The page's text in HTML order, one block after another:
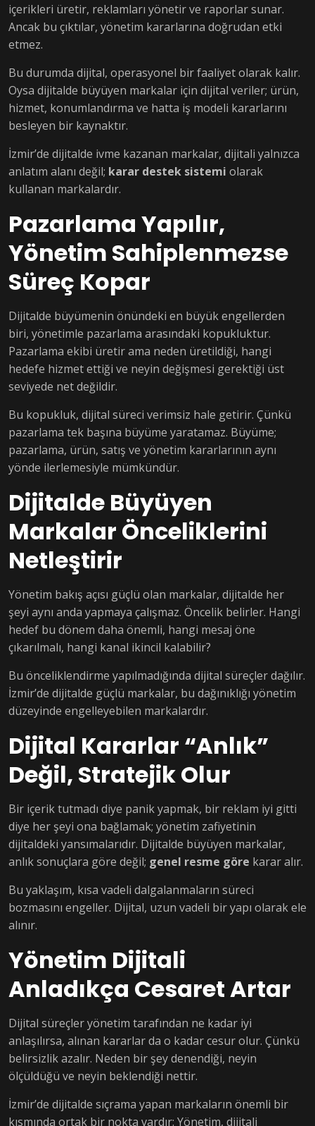
içerikleri üretir, reklamları yönetir ve raporlar sunar.
Ancak bu çıktılar, yönetim kararlarına doğrudan etki
etmez.
Bu durumda dijital, operasyonel bir faaliyet olarak kalır.
Oysa dijitalde büyüyen markalar için dijital veriler; ürün,
hizmet, konumlandırma ve hatta iş modeli kararlarını
besleyen bir kaynaktır.
İzmir’de dijitalde ivme kazanan markalar, dijitali yalnızca
anlatım alanı değil; karar destek sistemi olarak
kullanan markalardır.
Pazarlama Yapılır,
Yönetim Sahiplenmezse
Süreç Kopar
Dijitalde büyümenin önündeki en büyük engellerden
biri, yönetimle pazarlama arasındaki kopukluktur.
Pazarlama ekibi üretir ama neden üretildiği, hangi
hedefe hizmet ettiği ve neyin değişmesi gerektiği üst
seviyede net değildir.
Bu kopukluk, dijital süreci verimsiz hale getirir. Çünkü
pazarlama tek başına büyüme yaratamaz. Büyüme;
pazarlama, ürün, satış ve yönetim kararlarının aynı
yönde ilerlemesiyle mümkündür.
Dijitalde Büyüyen
Markalar Önceliklerini
Netleştirir
Yönetim bakış açısı güçlü olan markalar, dijitalde her
şeyi aynı anda yapmaya çalışmaz. Öncelik belirler. Hangi
hedef bu dönem daha önemli, hangi mesaj öne
çıkarılmalı, hangi kanal ikincil kalabilir?
Bu önceliklendirme yapılmadığında dijital süreçler dağılır.
İzmir’de dijitalde güçlü markalar, bu dağınıklığı yönetim
düzeyinde engelleyebilen markalardır.
Dijital Kararlar “Anlık”
Değil, Stratejik Olur
Bir içerik tutmadı diye panik yapmak, bir reklam iyi gitti
diye her şeyi ona bağlamak; yönetim zafiyetinin
dijitaldeki yansımalarıdır. Dijitalde büyüyen markalar,
anlık sonuçlara göre değil; genel resme göre karar alır.
Bu yaklaşım, kısa vadeli dalgalanmaların süreci
bozmasını engeller. Dijital, uzun vadeli bir yapı olarak ele
alınır.
Yönetim Dijitali
Anladıkça Cesaret Artar
Dijital süreçler yönetim tarafından ne kadar iyi
anlaşılırsa, alınan kararlar da o kadar cesur olur. Çünkü
belirsizlik azalır. Neden bir şey denendiği, neyin
ölçüldüğü ve neyin beklendiği nettir.
İzmir’de dijitalde sıçrama yapan markaların önemli bir
kısmında ortak bir nokta vardır: Yönetim, dijitali